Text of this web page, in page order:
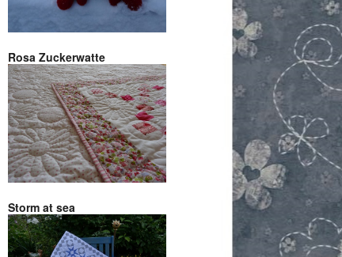
Rosa Zuckerwatte
Storm at sea